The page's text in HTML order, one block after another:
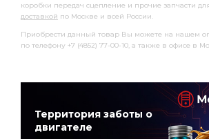
коробки передач сцепление и прочие запчасти
доставкой по Москве и всей России.
Приобрести данный товар Вы можете на нашем
по телефону +7 (4852) 77-00-10, а также в офисе в
Территория заботы о
двигателе